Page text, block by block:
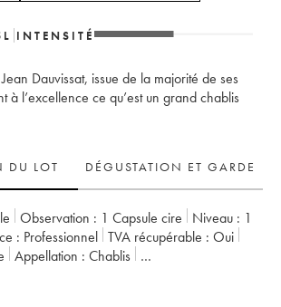
L INTENSITÉ
Dauvissat, issue de la majorité de ses
à l’excellence ce qu’est un grand chablis
DU LOT
DÉGUSTATION ET GARDE
Observation : 1 Capsule cire Niveau : 1
: professionnel TVA récupérable :
oui
Appellation :
Chablis